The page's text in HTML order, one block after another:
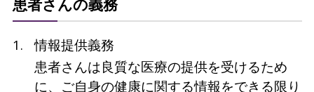
患者さんの義務
情報提供義務
患者さんは良質な医療の提供を受けるため
に、ご自身の健康に関する情報をできる限り